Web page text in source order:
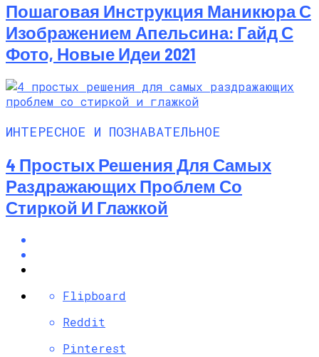
Пошаговая Инструкция Маникюра С
Изображением Апельсина: Гайд С
Фото, Новые Идеи 2021
ИНТЕРЕСНОЕ И ПОЗНАВАТЕЛЬНОЕ
4 Простых Решения Для Самых
Раздражающих Проблем Со
Стиркой И Глажкой
Flipboard
Reddit
Pinterest